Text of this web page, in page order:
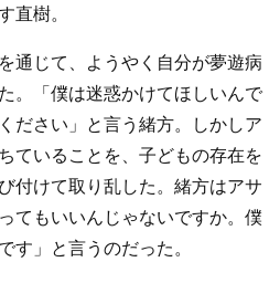
直樹。
通じて、ようやく自分が夢遊病
。「僕は迷惑かけてほしいんで
ださい」と言う緒方。しかしア
ていることを、子どもの存在を
付けて取り乱した。緒方はアサ
てもいいんじゃないですか。僕
す」と言うのだった。